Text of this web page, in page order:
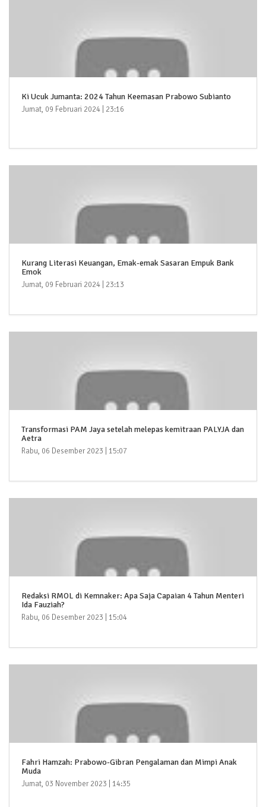
Ki Ucuk Jumanta: 2024 Tahun Keemasan Prabowo Subianto
Jumat, 09 Februari 2024 | 23:16
Kurang Literasi Keuangan, Emak-emak Sasaran Empuk Bank
Emok
Jumat, 09 Februari 2024 | 23:13
Transformasi PAM Jaya setelah melepas kemitraan PALYJA dan
Aetra
Rabu, 06 Desember 2023 | 15:07
Redaksi RMOL di Kemnaker: Apa Saja Capaian 4 Tahun Menteri
Ida Fauziah?
Rabu, 06 Desember 2023 | 15:04
Fahri Hamzah: Prabowo-Gibran Pengalaman dan Mimpi Anak
Muda
Jumat, 03 November 2023 | 14:35